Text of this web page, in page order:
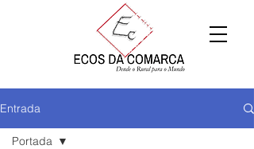
Entrada
Portada